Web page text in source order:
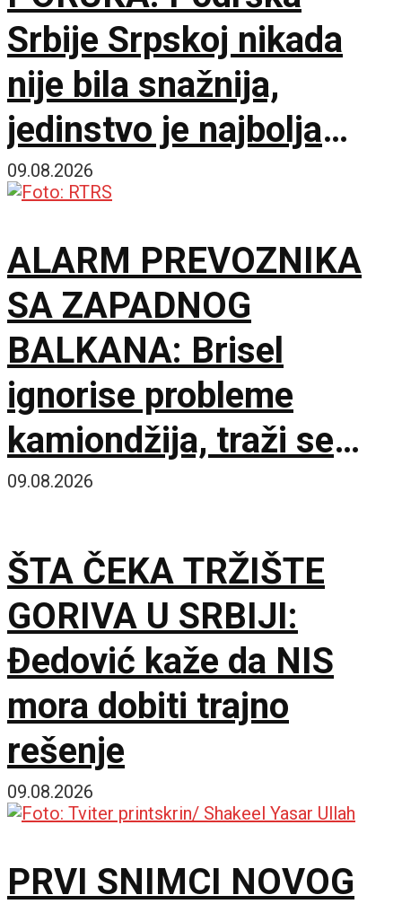
Srbije Srpskoj nikada
nije bila snažnija,
jedinstvo je najbolja
garancija
09.08.2026
ALARM PREVOZNIKA
SA ZAPADNOG
BALKANA: Brisel
ignorise probleme
kamiondžija, traži se
hitan sastanak sa
09.08.2026
ŠTA ČEKA TRŽIŠTE
GORIVA U SRBIJI:
Đedović kaže da NIS
mora dobiti trajno
rešenje
09.08.2026
PRVI SNIMCI NOVOG